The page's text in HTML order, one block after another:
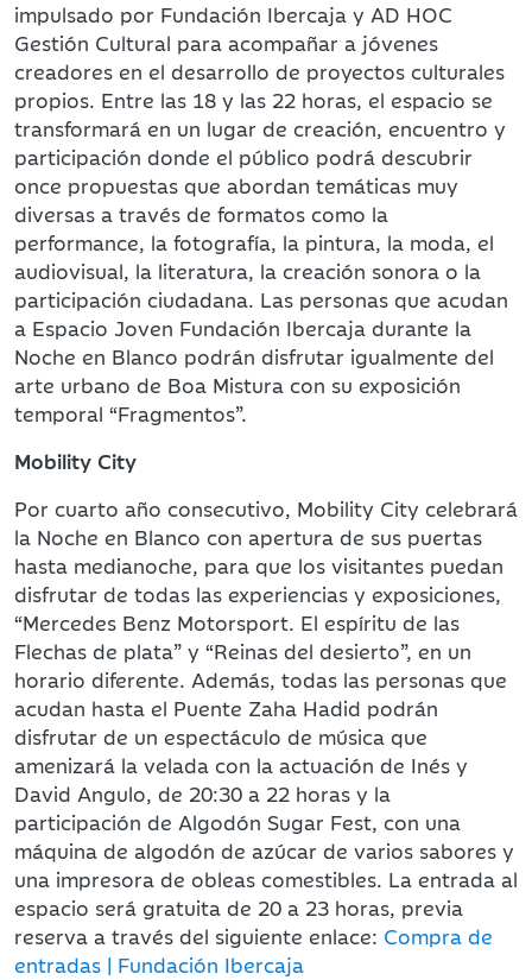
impulsado por Fundación Ibercaja y AD HOC
Gestión Cultural para acompañar a jóvenes
creadores en el desarrollo de proyectos culturales
propios. Entre las 18 y las 22 horas, el espacio se
transformará en un lugar de creación, encuentro y
participación donde el público podrá descubrir
once propuestas que abordan temáticas muy
diversas a través de formatos como la
performance, la fotografía, la pintura, la moda, el
audiovisual, la literatura, la creación sonora o la
participación ciudadana. Las personas que acudan
a Espacio Joven Fundación Ibercaja durante la
Noche en Blanco podrán disfrutar igualmente del
arte urbano de Boa Mistura con su exposición
temporal “Fragmentos”.
Mobility City
Por cuarto año consecutivo, Mobility City celebrará
la Noche en Blanco con apertura de sus puertas
hasta medianoche, para que los visitantes puedan
disfrutar de todas las experiencias y exposiciones,
“Mercedes Benz Motorsport. El espíritu de las
Flechas de plata” y “Reinas del desierto”, en un
horario diferente. Además, todas las personas que
acudan hasta el Puente Zaha Hadid podrán
disfrutar de un espectáculo de música que
amenizará la velada con la actuación de Inés y
David Angulo, de 20:30 a 22 horas y la
participación de Algodón Sugar Fest, con una
máquina de algodón de azúcar de varios sabores y
una impresora de obleas comestibles. La entrada al
espacio será gratuita de 20 a 23 horas, previa
reserva a través del siguiente enlace: Compra de
entradas | Fundación Ibercaja